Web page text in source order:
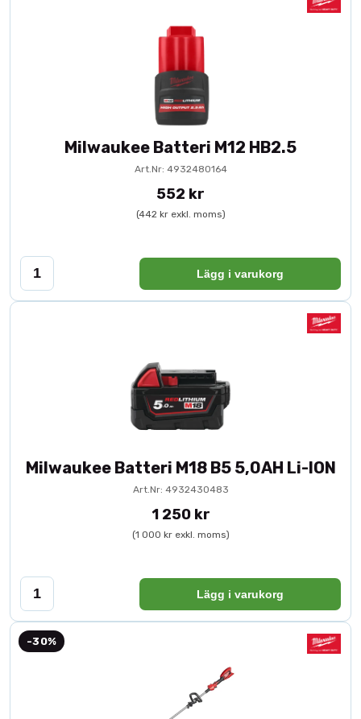
Milwaukee Batteri M12 HB2.5
Art.Nr: 4932480164
552 kr
(442 kr exkl. moms)
Lägg i varukorg
Milwaukee Batteri M18 B5 5,0AH Li-ION
Art.Nr: 4932430483
1 250 kr
(1 000 kr exkl. moms)
Lägg i varukorg
-30%